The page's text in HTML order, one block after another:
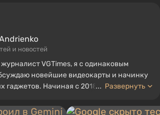
и новостей
VGTimes, я с одинаковым
новейшие видеокарты и начинку
гаджетов. Начиная с 2018 года пишу об
мне хорошо разбираться в
... Развернуть